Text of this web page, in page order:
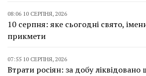
08:06 10 СЕРПНЯ, 2026
10 серпня: яке сьогодні свято,
прикмети
07:55 10 СЕРПНЯ, 2026
Втрати росіян: за добу ліквідовано